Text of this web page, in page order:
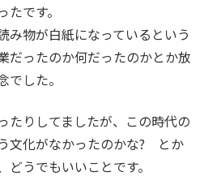
です。
物が白紙になっているという
だったのか何だったのかとか放
した。
たりしてましたが、この時代の
文化がなかったのかな? とか
うでもいいことです。